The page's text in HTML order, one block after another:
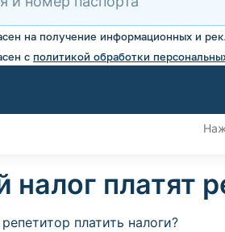
на получение информационных и
с политикой обработки
налог платят
платить налоги?